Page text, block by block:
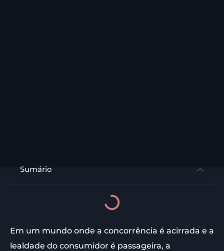
Sumário
Em um mundo onde a concorrência é acirrada e a
lealdade do consumidor é passageira, a